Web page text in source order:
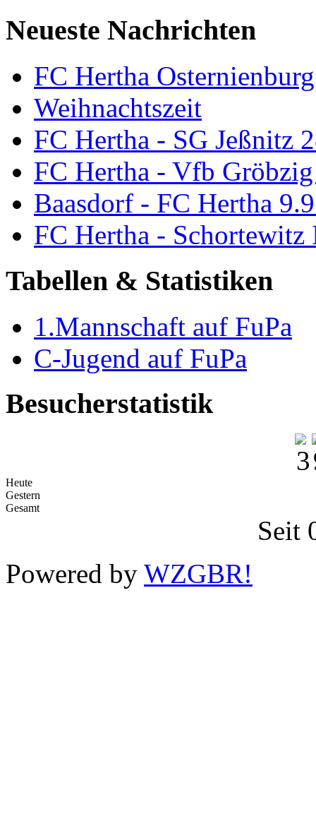
Neueste Nachrichten
FC Hertha Osternienburg
Weihnachtszeit
FC Hertha - SG Jeßnitz
FC Hertha - Vfb
Baasdorf - FC Hertha
FC Hertha -
Tabellen & Statistiken
1.Mannschaft auf FuPa
C-Jugend auf FuPa
Besucherstatistik
Heute
Gestern
Gesamt
Seit
Powered by WZGBR!